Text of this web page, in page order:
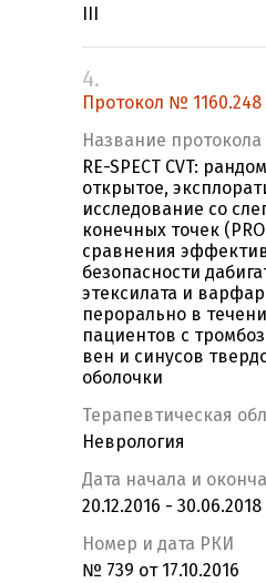
4.
Протокол № 1160.248
Название протокола
RE-SPECT CVT:
открытое,
исследование со
конечных точек
сравнения
безопасности
этексилата и
перорально в
пациентов с
вен и синусов
оболочки
Терапевтическая
Неврология
Дата начала и
20.12.2016 - 30.06.2018
Номер и дата РКИ
№ 739 от 17.10.2016